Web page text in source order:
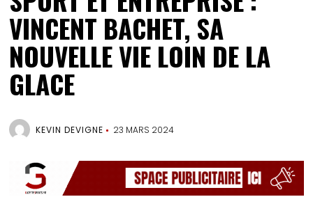
VINCENT BACHET, SA
NOUVELLE VIE LOIN DE LA
GLACE
KEVIN DEVIGNE 23 MARS 2024